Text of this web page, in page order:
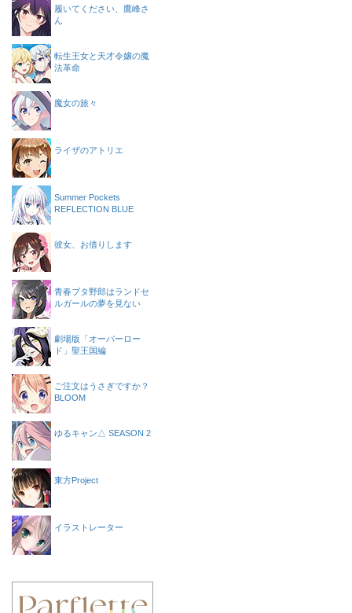
履いてください、鷹峰さ
ん
転生王女と天才令嬢の魔
法革命
魔女の旅々
ライザのアトリエ
Summer Pockets
REFLECTION BLUE
彼女、お借りします
青春ブタ野郎はランドセ
ルガールの夢を見ない
劇場版「オーバーロー
ド」聖王国編
ご注文はうさぎですか？
BLOOM
ゆるキャン△ SEASON 2
東方Project
イラストレーター